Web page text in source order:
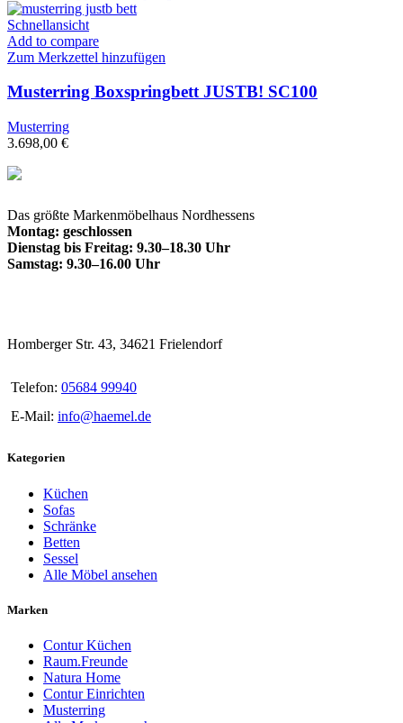
Schnellansicht
Add to compare
Zum Merkzettel hinzufügen
Musterring Boxspringbett JUSTB! SC100
Musterring
3.698,00 €
Das größte Markenmöbelhaus Nordhessens
Montag: geschlossen
Dienstag bis Freitag: 9.30–18.30 Uhr
Samstag: 9.30–16.00 Uhr
Homberger Str. 43, 34621 Frielendorf
Telefon: 05684 99940
E-Mail: info@haemel.de
Kategorien
Küchen
Sofas
Schränke
Betten
Sessel
Alle Möbel ansehen
Marken
Contur Küchen
Raum.Freunde
Natura Home
Contur Einrichten
Musterring